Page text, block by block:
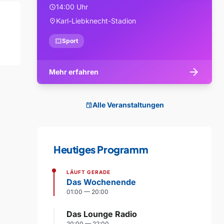
schedule14:00 Uhr
location_onKarl-Liebknecht-Stadion
confirmation_numberSport
Mehr erfahren arrow_forward
eventAlle Veranstaltungen
Heutiges Programm
LÄUFT GERADE
Das Wochenende
01:00 — 20:00
Das Lounge Radio